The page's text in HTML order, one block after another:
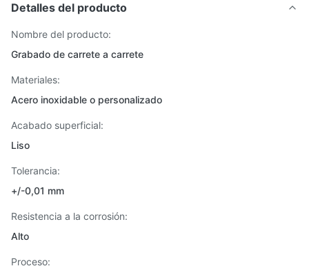
Detalles del producto
Nombre del producto:
Grabado de carrete a carrete
Materiales:
Acero inoxidable o personalizado
Acabado superficial:
Liso
Tolerancia:
+/-0,01 mm
Resistencia a la corrosión:
Alto
Proceso: